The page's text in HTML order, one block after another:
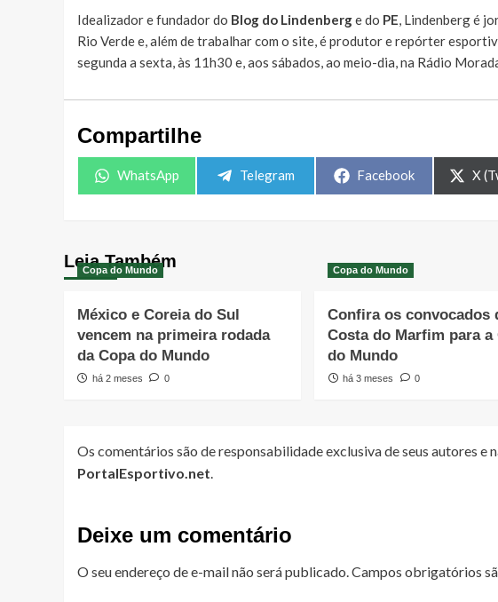
Idealizador e fundador do Blog do Lindenberge do PE, Lindenberg é
Rio Verde e, além de trabalhar com o site, é produtor e repórter
segunda a sexta, às 11h30 e, aos sábados, ao meio-dia, na Rádio
Compartilhe
Share
WhatsApp
Share
Telegram
Share
Facebook X
Leia Também
Copa do Mundo
México e Coreia do Sul
vencem na primeira rodada
da Copa do Mundo
há 2 meses 0
Copa do Mundo
Confira os convocados
Costa do Marfim para a
do Mundo
há 3 meses 0
Os comentários são de responsabilidade exclusiva de seus autores e
PortalEsportivo.net.
Deixe um comentário
O seu endereço de e-mail não será publicado.Campos obrigatórios